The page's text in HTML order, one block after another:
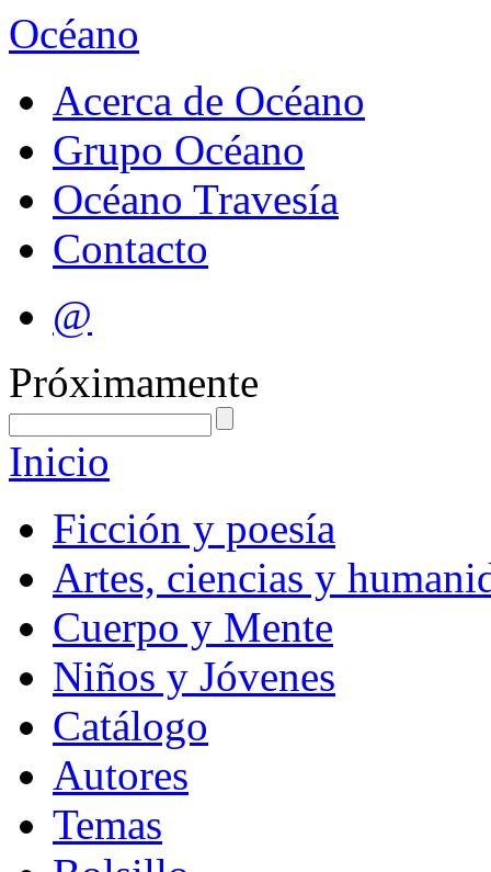
Océano
Acerca de Océano
Grupo Océano
Océano Travesía
Contacto
@
Próximamente
Inicio
Ficción y poesía
Artes, ciencias y
Cuerpo y Mente
Niños y Jóvenes
Catálogo
Autores
Temas